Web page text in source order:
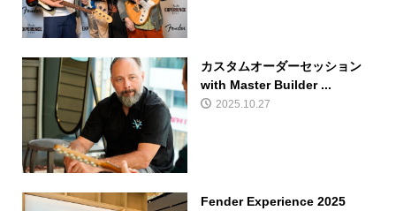
カスタムオーダーセッション
with Master Builder ...
2025.10.27
Fender Experience 2025